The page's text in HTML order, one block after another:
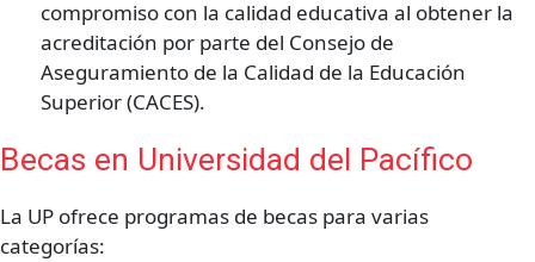
compromiso con la calidad educativa al obtener la
acreditación por parte del Consejo de
Aseguramiento de la Calidad de la Educación
Superior (CACES).
Becas en Universidad del Pacífico
La UP ofrece programas de becas para varias
categorías: